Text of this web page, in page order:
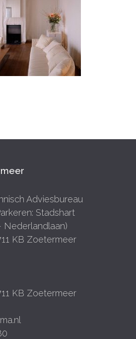
Adviesbureau
Stadshart
KB Zoetermeer
KB Zoetermeer